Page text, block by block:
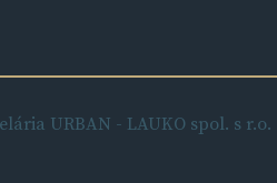
URBAN - LAUKO spol. s r.o.